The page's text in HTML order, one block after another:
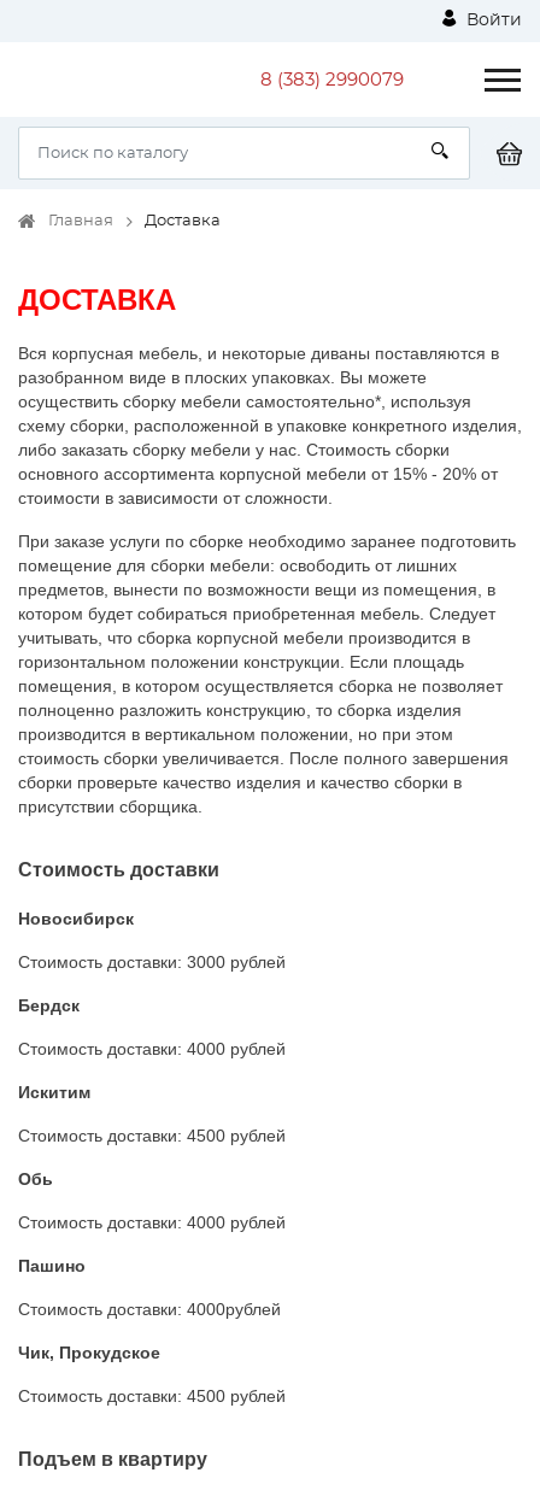
Войти
8 (383) 2990079
Главная Доставка
ДОСТАВКА
Вся корпусная мебель, и некоторые диваны поставляются в
разобранном виде в плоских упаковках. Вы можете
осуществить сборку мебели самостоятельно*, используя
схему сборки, расположенной в упаковке конкретного изделия,
либо заказать сборку мебели у нас. Стоимость сборки
основного ассортимента корпусной мебели от 15% - 20% от
стоимости в зависимости от сложности.
При заказе услуги по сборке необходимо заранее подготовить
помещение для сборки мебели: освободить от лишних
предметов, вынести по возможности вещи из помещения, в
котором будет собираться приобретенная мебель. Следует
учитывать, что сборка корпусной мебели производится в
горизонтальном положении конструкции. Если площадь
помещения, в котором осуществляется сборка не позволяет
полноценно разложить конструкцию, то сборка изделия
производится в вертикальном положении, но при этом
стоимость сборки увеличивается. После полного завершения
сборки проверьте качество изделия и качество сборки в
присутствии сборщика.
Стоимость доставки
Новосибирск
Стоимость доставки: 3000 рублей
Бердск
Стоимость доставки: 4000 рублей
Искитим
Стоимость доставки: 4500 рублей
Обь
Стоимость доставки: 4000 рублей
Пашино
Стоимость доставки: 4000рублей
Чик, Прокудское
Стоимость доставки: 4500 рублей
Подъем в квартиру